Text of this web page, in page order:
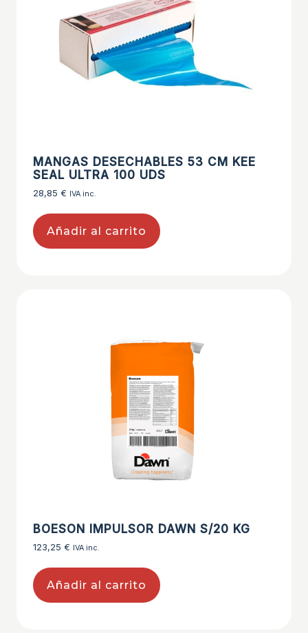
MANGAS DESECHABLES 53 CM KEE
SEAL ULTRA 100 UDS
28,85 € IVA inc.
Añadir al carrito
BOESON IMPULSOR DAWN S/20 KG
123,25 € IVA inc.
Añadir al carrito